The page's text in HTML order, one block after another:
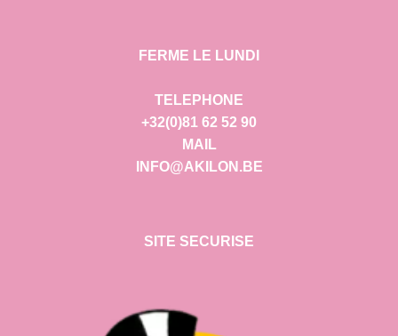
FERME LE LUNDI
TELEPHONE
+32(0)81 62 52 90
MAIL
INFO@AKILON.BE
SITE SECURISE